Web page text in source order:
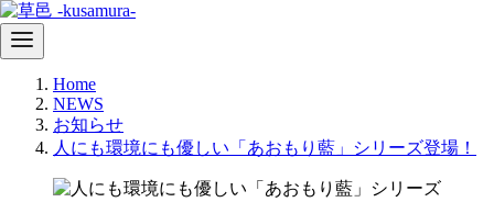
Home
NEWS
お知らせ
人にも環境にも優しい「あおもり藍」シリーズ登場！